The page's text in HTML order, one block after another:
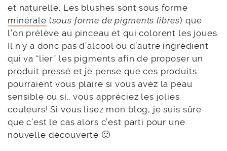
et naturelle. Les blushes sont sous forme
minérale (sous forme de pigments libres) que
l’on prélève au pinceau et qui colorent les joues.
Il n’y a donc pas d’alcool ou d’autre ingrédient
qui va “lier” les pigments afin de proposer un
produit pressé et je pense que ces produits
pourraient vous plaire si vous avez la peau
sensible ou si.. vous appréciez les jolies
couleurs! Si vous lisez mon blog, je suis sûre
que c’est le cas alors c’est parti pour une
nouvelle découverte 🙂